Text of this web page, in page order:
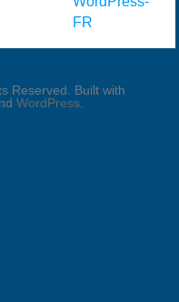
FR
Reserved. Built with
WordPress